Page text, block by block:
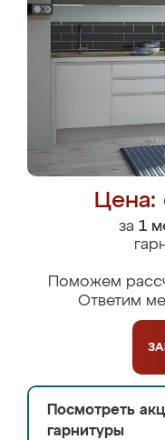
Цена:
за 1
Поможем
Ответим
Посмотреть
гарнитуры